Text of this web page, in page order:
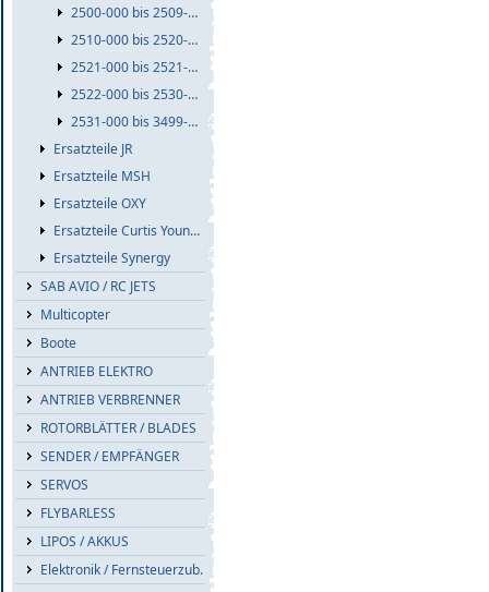
2500-000 bis 2509-999
2510-000 bis 2520-999
2521-000 bis 2521-999
2522-000 bis 2530-999
2531-000 bis 3499-999
Ersatzteile JR
Ersatzteile MSH
Ersatzteile OXY
Ersatzteile Curtis Youngblood
Ersatzteile Synergy
SAB AVIO / RC JETS
Multicopter
Boote
ANTRIEB ELEKTRO
ANTRIEB VERBRENNER
ROTORBLÄTTER / BLADES
SENDER / EMPFÄNGER
SERVOS
FLYBARLESS
LIPOS / AKKUS
Elektronik / Fernsteuerzub.